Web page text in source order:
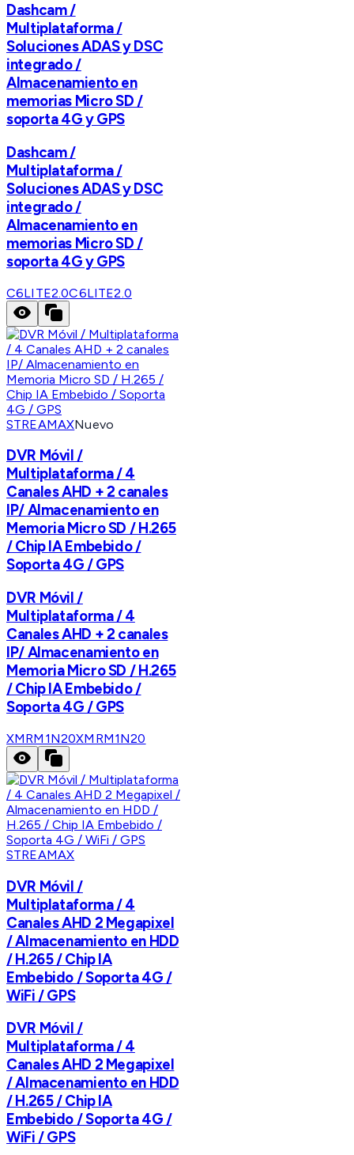
Dashcam /
Multiplataforma /
Soluciones ADAS y DSC
integrado /
Almacenamiento en
memorias Micro SD /
soporta 4G y GPS
Dashcam /
Multiplataforma /
Soluciones ADAS y DSC
integrado /
Almacenamiento en
memorias Micro SD /
soporta 4G y GPS
C6LITE2.0C6LITE2.0
STREAMAXNuevo
DVR Móvil /
Multiplataforma / 4
Canales AHD + 2 canales
IP/ Almacenamiento en
Memoria Micro SD / H.265
/ Chip IA Embebido /
Soporta 4G / GPS
DVR Móvil /
Multiplataforma / 4
Canales AHD + 2 canales
IP/ Almacenamiento en
Memoria Micro SD / H.265
/ Chip IA Embebido /
Soporta 4G / GPS
XMRM1N20XMRM1N20
STREAMAX
DVR Móvil /
Multiplataforma / 4
Canales AHD 2 Megapixel
/ Almacenamiento en HDD
/ H.265 / Chip IA
Embebido / Soporta 4G /
WiFi / GPS
DVR Móvil /
Multiplataforma / 4
Canales AHD 2 Megapixel
/ Almacenamiento en HDD
/ H.265 / Chip IA
Embebido / Soporta 4G /
WiFi / GPS